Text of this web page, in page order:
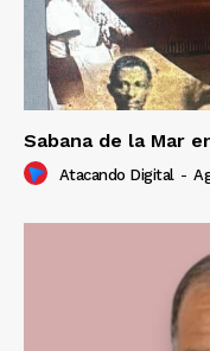
Sabana de la Mar
Atacando Digital -